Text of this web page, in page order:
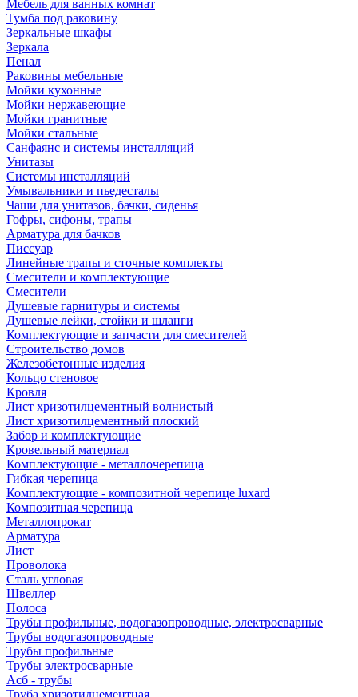
Мебель для ванных комнат
Тумба под раковину
Зеркальные шкафы
Зеркала
Пенал
Раковины мебельные
Мойки кухонные
Мойки нержавеющие
Мойки гранитные
Мойки стальные
Санфаянс и системы инсталляций
Унитазы
Системы инсталляций
Умывальники и пьедесталы
Чаши для унитазов, бачки, сиденья
Гофры, сифоны, трапы
Арматура для бачков
Писсуар
Линейные трапы и сточные комплекты
Смесители и комплектующие
Смесители
Душевые гарнитуры и системы
Душевые лейки, стойки и шланги
Комплектующие и запчасти для смесителей
Строительство домов
Железобетонные изделия
Кольцо стеновое
Кровля
Лист хризотилцементный волнистый
Лист хризотилцементный плоский
Забор и комплектующие
Кровельный материал
Комплектующие - металлочерепица
Гибкая черепица
Комплектующие - композитной черепице luxard
Композитная черепица
Металлопрокат
Арматура
Лист
Проволока
Сталь угловая
Швеллер
Полоса
Трубы профильные, водогазопроводные, электросварные
Трубы водогазопроводные
Трубы профильные
Трубы электросварные
Асб - трубы
Труба хризотилцементная